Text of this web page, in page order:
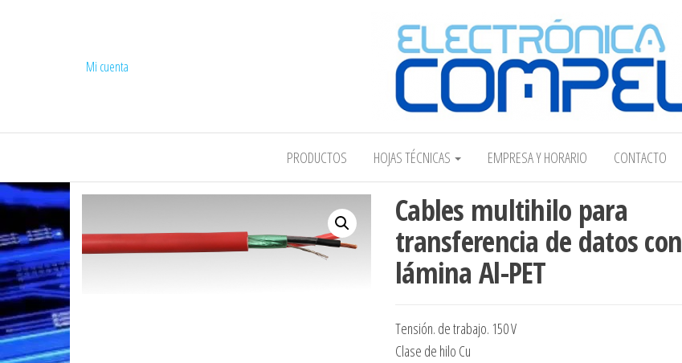
COMPEL Electrónica COMPEL
Mi cuenta
PRODUCTOS HOJAS TÉCNICAS EMPRESA Y HORARIO CONTACTO
Cables multihilo para
transferencia de datos con
lámina Al-PET
Tensión. de trabajo. 150 V
Clase de hilo Cu